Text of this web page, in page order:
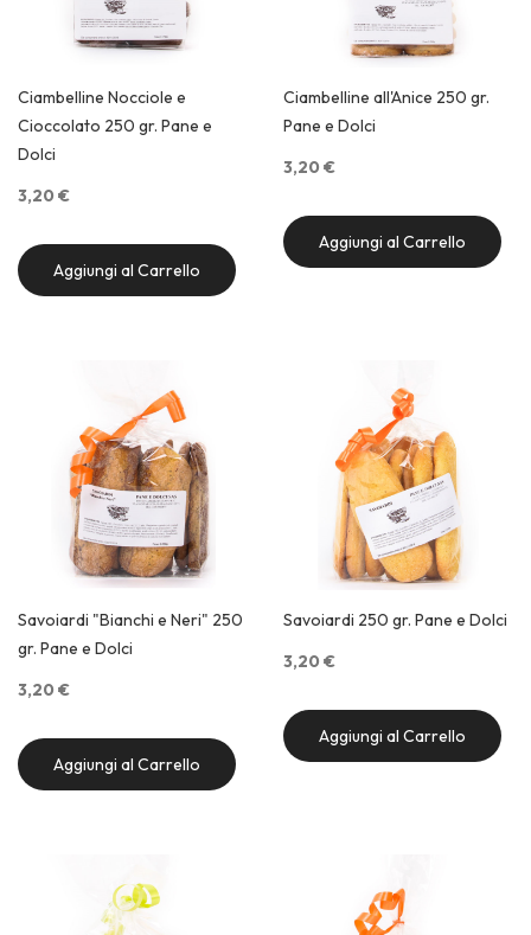
Ciambelline Nocciole e
Cioccolato 250 gr. Pane e
Dolci
3,20 €
Aggiungi al Carrello
Ciambelline all'Anice 250 gr.
Pane e Dolci
3,20 €
Aggiungi al Carrello
Savoiardi "Bianchi e Neri" 250
gr. Pane e Dolci
3,20 €
Aggiungi al Carrello
Savoiardi 250 gr. Pane e Dolci
3,20 €
Aggiungi al Carrello